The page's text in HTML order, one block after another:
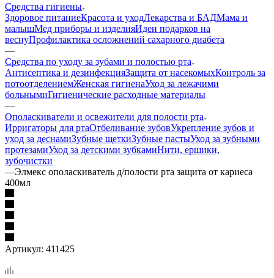
Средства гигиены
Здоровое питаниеКрасота и уходЛекарства и БАДМама и
малышМед приборы и изделияИдеи подарков на
веснуПрофилактика осложнений сахарного диабета
—
Средства по уходу за зубами и полостью рта
Антисептика и дезинфекцияЗащита от насекомыхКонтроль за
потоотделениемЖенская гигиенаУход за лежачими
больнымиГигиенические расходные материалы
—
Ополаскиватели и освежители для полости рта
Ирригаторы для ртаОтбеливание зубовУкрепление зубов и
уход за деснамиЗубные щеткиЗубные пастыУход за зубными
протезамиУход за детскими зубкамиНити, ершики,
зубочистки
—Элмекс ополаскиватель д/полости рта защита от кариеса
400мл
Артикул: 411425